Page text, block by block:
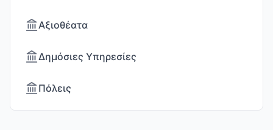
Αξιοθέατα
Δημόσιες Υπηρεσίες
Πόλεις